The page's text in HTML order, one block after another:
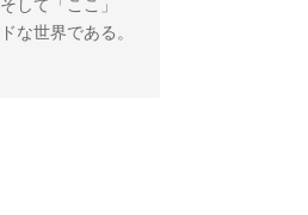
そして「ここ」
な世界である。